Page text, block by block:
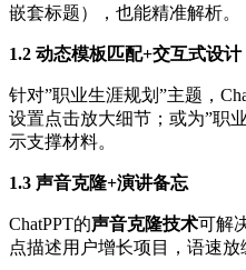
嵌套标题），也能精准解析。
1.2 动态模板匹配+交互式设计
针对”职业生涯规划”主题，
设置点击放大细节；或为”职
示支撑材料。
1.3 声音克隆+演讲备忘
ChatPPT的声音克隆技术可解
点描述用户增长项目，语速